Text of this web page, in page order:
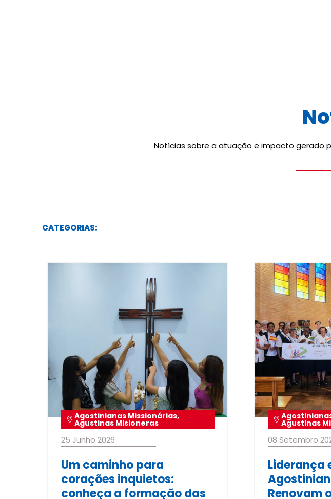
Notícias sobre a atuação e impacto gerado
CATEGORIAS:
Agostinianas Missionárias,
Agustinas Misioneras
25 Junho 2026
Um caminho para
corações inquietos:
conheça a formação das
Agustinas
08 Setembro
Liderança
Renovam